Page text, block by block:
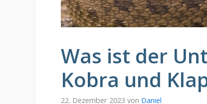
Was ist der
Kobra und
22. Dezember 2023 von Daniel